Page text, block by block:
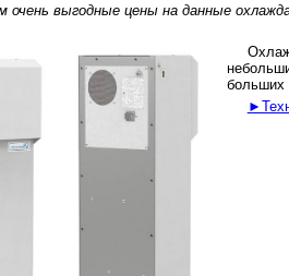
очень выгодные цены на данные
больших